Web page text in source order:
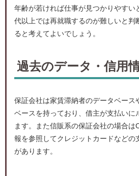
年齢が若ければ仕事が見つかりやすい
代以上では再就職するのが難しいと判
ると考えてよいでしょう。
過去のデータ・信用
保証会社は家賃滞納者のデータベース
ベースを持っており、借主が支払いに
ます。また信販系の保証会社の場合
報を参照してクレジットカードなどの
があります。